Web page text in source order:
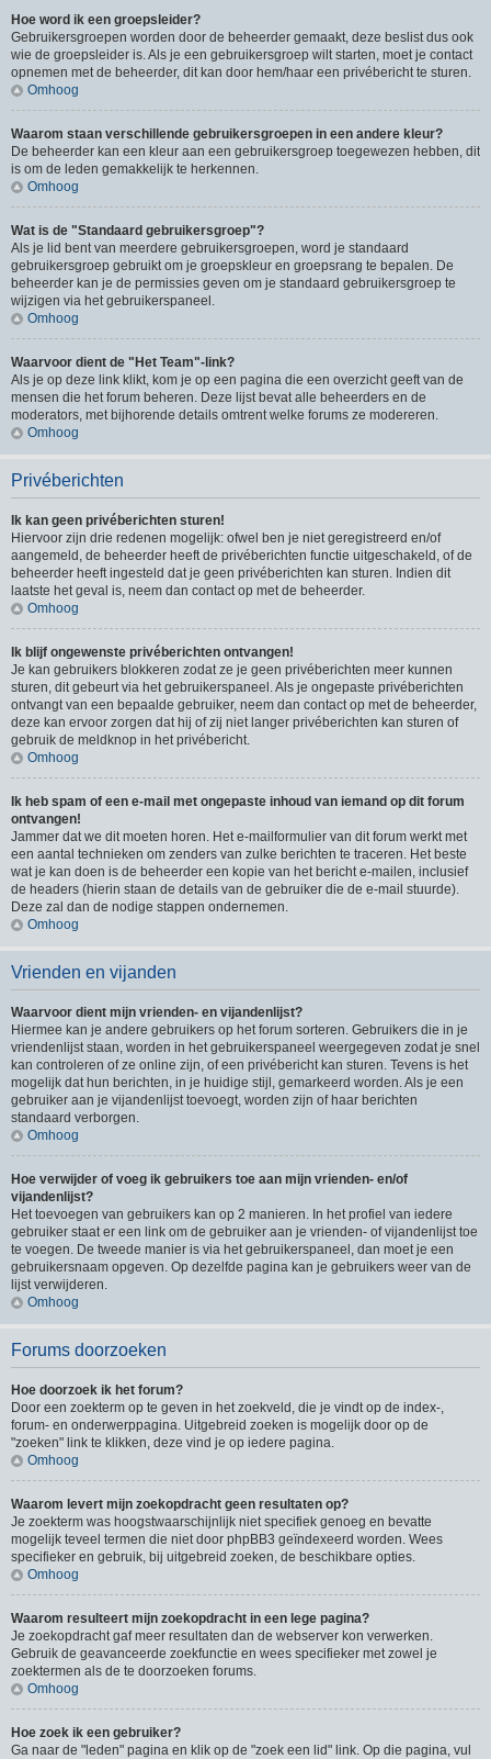
Hoe word ik een groepsleider?
Gebruikersgroepen worden door de beheerder gemaakt, deze beslist dus ook
wie de groepsleider is. Als je een gebruikersgroep wilt starten, moet je contact
opnemen met de beheerder, dit kan door hem/haar een privébericht te sturen.
Omhoog
Waarom staan verschillende gebruikersgroepen in een andere kleur?
De beheerder kan een kleur aan een gebruikersgroep toegewezen hebben, dit
is om de leden gemakkelijk te herkennen.
Omhoog
Wat is de "Standaard gebruikersgroep"?
Als je lid bent van meerdere gebruikersgroepen, word je standaard
gebruikersgroep gebruikt om je groepskleur en groepsrang te bepalen. De
beheerder kan je de permissies geven om je standaard gebruikersgroep te
wijzigen via het gebruikerspaneel.
Omhoog
Waarvoor dient de "Het Team"-link?
Als je op deze link klikt, kom je op een pagina die een overzicht geeft van de
mensen die het forum beheren. Deze lijst bevat alle beheerders en de
moderators, met bijhorende details omtrent welke forums ze modereren.
Omhoog
Privéberichten
Ik kan geen privéberichten sturen!
Hiervoor zijn drie redenen mogelijk: ofwel ben je niet geregistreerd en/of
aangemeld, de beheerder heeft de privéberichten functie uitgeschakeld, of de
beheerder heeft ingesteld dat je geen privéberichten kan sturen. Indien dit
laatste het geval is, neem dan contact op met de beheerder.
Omhoog
Ik blijf ongewenste privéberichten ontvangen!
Je kan gebruikers blokkeren zodat ze je geen privéberichten meer kunnen
sturen, dit gebeurt via het gebruikerspaneel. Als je ongepaste privéberichten
ontvangt van een bepaalde gebruiker, neem dan contact op met de beheerder,
deze kan ervoor zorgen dat hij of zij niet langer privéberichten kan sturen of
gebruik de meldknop in het privébericht.
Omhoog
Ik heb spam of een e-mail met ongepaste inhoud van iemand op dit forum
ontvangen!
Jammer dat we dit moeten horen. Het e-mailformulier van dit forum werkt met
een aantal technieken om zenders van zulke berichten te traceren. Het beste
wat je kan doen is de beheerder een kopie van het bericht e-mailen, inclusief
de headers (hierin staan de details van de gebruiker die de e-mail stuurde).
Deze zal dan de nodige stappen ondernemen.
Omhoog
Vrienden en vijanden
Waarvoor dient mijn vrienden- en vijandenlijst?
Hiermee kan je andere gebruikers op het forum sorteren. Gebruikers die in je
vriendenlijst staan, worden in het gebruikerspaneel weergegeven zodat je snel
kan controleren of ze online zijn, of een privébericht kan sturen. Tevens is het
mogelijk dat hun berichten, in je huidige stijl, gemarkeerd worden. Als je een
gebruiker aan je vijandenlijst toevoegt, worden zijn of haar berichten
standaard verborgen.
Omhoog
Hoe verwijder of voeg ik gebruikers toe aan mijn vrienden- en/of
vijandenlijst?
Het toevoegen van gebruikers kan op 2 manieren. In het profiel van iedere
gebruiker staat er een link om de gebruiker aan je vrienden- of vijandenlijst toe
te voegen. De tweede manier is via het gebruikerspaneel, dan moet je een
gebruikersnaam opgeven. Op dezelfde pagina kan je gebruikers weer van de
lijst verwijderen.
Omhoog
Forums doorzoeken
Hoe doorzoek ik het forum?
Door een zoekterm op te geven in het zoekveld, die je vindt op de index-,
forum- en onderwerppagina. Uitgebreid zoeken is mogelijk door op de
"zoeken" link te klikken, deze vind je op iedere pagina.
Omhoog
Waarom levert mijn zoekopdracht geen resultaten op?
Je zoekterm was hoogstwaarschijnlijk niet specifiek genoeg en bevatte
mogelijk teveel termen die niet door phpBB3 geïndexeerd worden. Wees
specifieker en gebruik, bij uitgebreid zoeken, de beschikbare opties.
Omhoog
Waarom resulteert mijn zoekopdracht in een lege pagina?
Je zoekopdracht gaf meer resultaten dan de webserver kon verwerken.
Gebruik de geavanceerde zoekfunctie en wees specifieker met zowel je
zoektermen als de te doorzoeken forums.
Omhoog
Hoe zoek ik een gebruiker?
Ga naar de "leden" pagina en klik op de "zoek een lid" link. Op die pagina, vul